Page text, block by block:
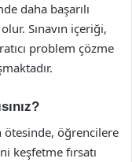
daha başarılı
Sınavın içeriği,
problem çözme
ötesinde, öğrencilere
keşfetme fırsatı